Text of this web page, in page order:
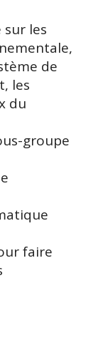
les
de
les
du
groupe
faire